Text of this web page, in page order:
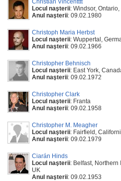
Christian Vincentttt
Locul naşterii: Windsor,
Anul naşterii: 09.02.1980
Christoph Maria Herbst
Locul naşterii: Wuppertal,
Anul naşterii: 09.02.1966
Christopher Behnisch
Locul naşterii: East York,
Anul naşterii: 09.02.1972
Christopher Clark
Locul naşterii: Franta
Anul naşterii: 09.02.1958
Christopher M. Meagher
Locul naşterii: Fairfield,
Anul naşterii: 09.02.1979
Ciarán Hinds
Locul naşterii: Belfast, Northern
UK
Anul naşterii: 09.02.1953